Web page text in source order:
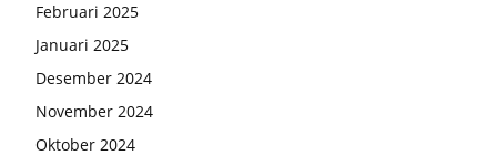
Februari 2025
Januari 2025
Desember 2024
November 2024
Oktober 2024